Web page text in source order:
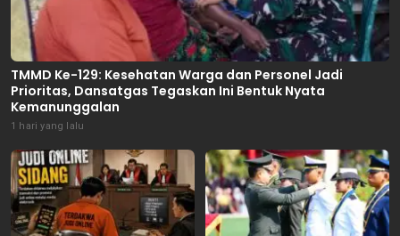
TMMD Ke-129: Kesehatan Warga dan Personel Jadi
Prioritas, Dansatgas Tegaskan Ini Bentuk Nyata
Kemanunggalan
1 hari yang lalu